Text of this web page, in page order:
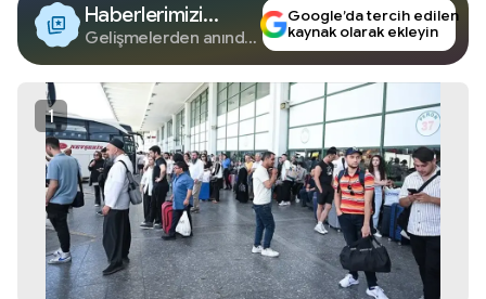
Haberlerimizi
Google'da Takip
Edin
Gelişmelerden anında
Google’da tercih edilen
kaynak olarak ekleyin
1